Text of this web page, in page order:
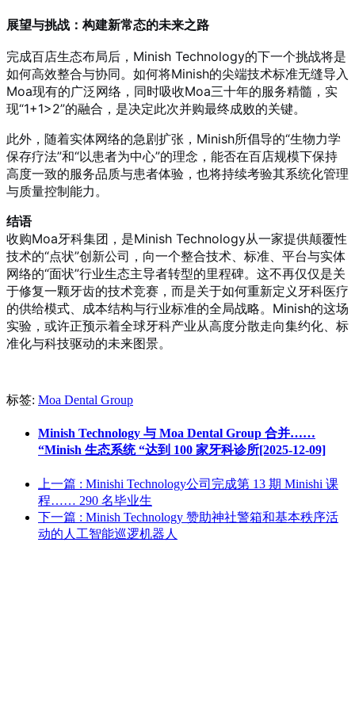
展望与挑战：构建新常态的未来之路
完成百店生态布局后，Minish Technology的下一个挑战将是
如何高效整合与协同。如何将Minish的尖端技术标准无缝导入
Moa现有的广泛网络，同时吸收Moa三十年的服务精髓，实
现“1+1>2”的融合，是决定此次并购最终成败的关键。
此外，随着实体网络的急剧扩张，Minish所倡导的“生物力学
保存疗法”和“以患者为中心”的理念，能否在百店规模下保持
高度一致的服务品质与患者体验，也将持续考验其系统化管理
与质量控制能力。
结语
收购Moa牙科集团，是Minish Technology从一家提供颠覆性
技术的“点状”创新公司，向一个整合技术、标准、平台与实体
网络的“面状”行业生态主导者转型的里程碑。这不再仅仅是关
于修复一颗牙齿的技术竞赛，而是关于如何重新定义牙科医疗
的供给模式、成本结构与行业标准的全局战略。Minish的这场
实验，或许正预示着全球牙科产业从高度分散走向集约化、标
准化与科技驱动的未来图景。
标签: Moa Dental Group
Minish Technology 与 Moa Dental Group 合并……
“Minish 生态系统 “达到 100 家牙科诊所[2025-12-09]
上一篇 : Minishi Technology公司完成第 13 期 Minishi 课
程…… 290 名毕业生
下一篇 : Minish Technology 赞助神社警箱和基本秩序活
动的人工智能巡逻机器人